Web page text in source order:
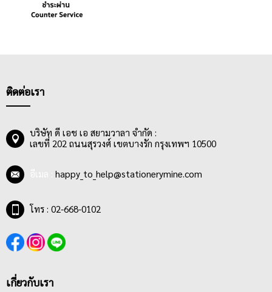
ติดต่อเรา
บริษัท ดี เอช เอ สยามวาลา จำกัด :
เลขที่ 202 ถนนสุรวงศ์ เขตบางรัก กรุงเทพฯ 10500
happy_to_help@stationerymine.com
โทร : 02-668-0102
เกี่ยวกับเรา